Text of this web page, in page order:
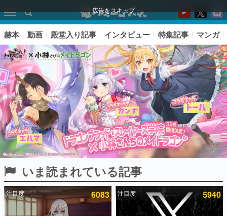
広告をスキップ
ピックアップ
電ファミのいま読まれている記事ランキング
赫本 動画 殿堂入り記事 インタビュー 特集記事 マンガ
いま読まれている記事
注目度 6083 注目度 5940